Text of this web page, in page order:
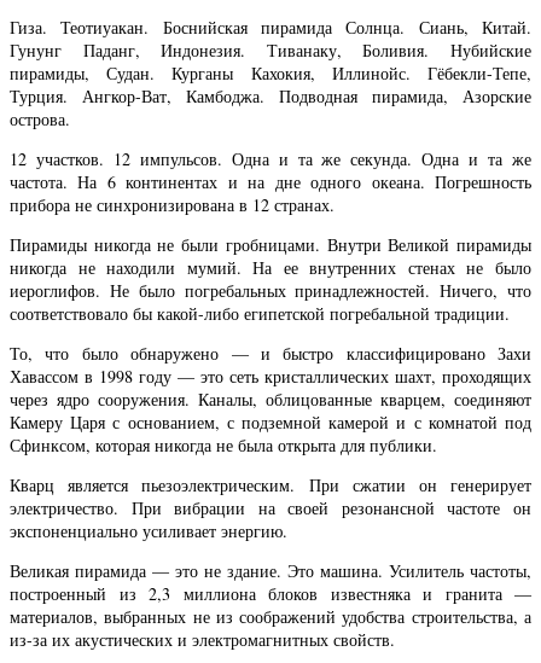
Гиза. Теотиуакан. Боснийская пирамида Солнца. Сиань, Китай.
Гунунг Паданг, Индонезия. Тиванаку, Боливия. Нубийские
пирамиды, Судан. Курганы Кахокия, Иллинойс. Гёбекли-Тепе,
Турция. Ангкор-Ват, Камбоджа. Подводная пирамида, Азорские
острова.
12 участков. 12 импульсов. Одна и та же секунда. Одна и та же
частота. На 6 континентах и ​​на дне одного океана. Погрешность
прибора не синхронизирована в 12 странах.
Пирамиды никогда не были гробницами. Внутри Великой пирамиды
никогда не находили мумий. На ее внутренних стенах не было
иероглифов. Не было погребальных принадлежностей. Ничего, что
соответствовало бы какой-либо египетской погребальной традиции.
То, что было обнаружено — и быстро классифицировано Захи
Хавассом в 1998 году — это сеть кристаллических шахт, проходящих
через ядро ​​сооружения. Каналы, облицованные кварцем, соединяют
Камеру Царя с основанием, с подземной камерой и с комнатой под
Сфинксом, которая никогда не была открыта для публики.
Кварц является пьезоэлектрическим. При сжатии он генерирует
электричество. При вибрации на своей резонансной частоте он
экспоненциально усиливает энергию.
Великая пирамида — это не здание. Это машина. Усилитель частоты,
построенный из 2,3 миллиона блоков известняка и гранита —
материалов, выбранных не из соображений удобства строительства, а
из-за их акустических и электромагнитных свойств.